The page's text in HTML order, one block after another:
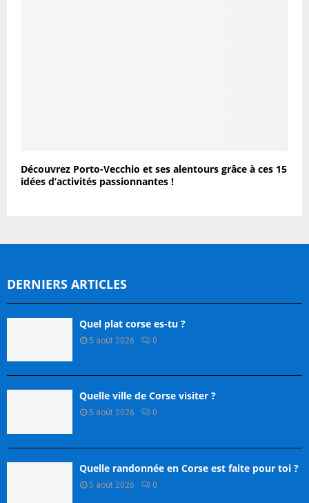
Découvrez Porto-Vecchio et ses alentours grâce à ces 15
idées d’activités passionnantes !
DERNIERS ARTICLES
Quel plat corse es-tu ?
5 août 2026 0
Quelle ville de Corse visiter ?
5 août 2026 0
Quelle randonnée en Corse est faite pour toi ?
5 août 2026 0